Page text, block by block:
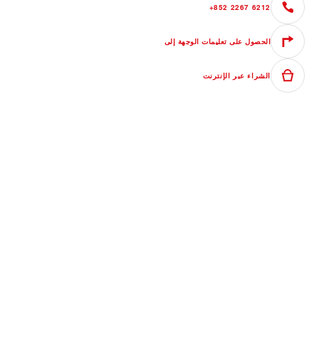
+852 2267 6212
الحصول على تعليمات الوجهة إلى
الشراء عبر الإنترنت